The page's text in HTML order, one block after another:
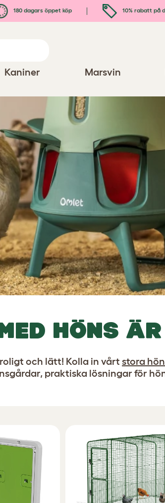
180 dagars öppet köp 10% rabatt på
Kaniner Marsvin
HÖNS
och lätt! Kolla in vårt stora
praktiska lösningar för